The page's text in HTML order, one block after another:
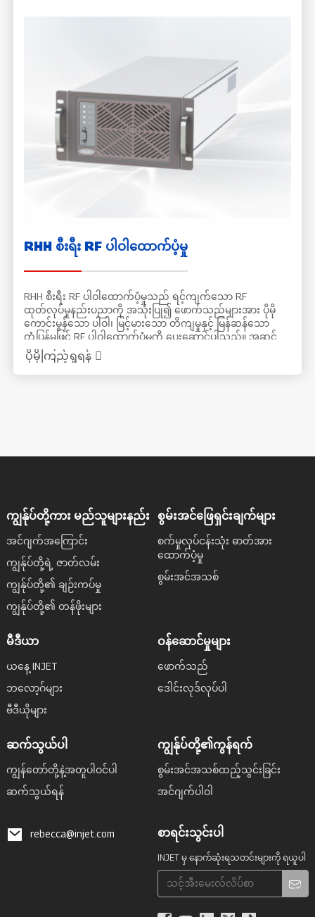
RHH စီးရီး RF ပါဝါထောက်ပံ့မှု
RHH စီးရီး RF ပါဝါထောက်ပံ့မှုသည် ရင့်ကျက်သော RF
ထုတ်လုပ်မှုနည်းပညာကို အသုံးပြု၍ ဖောက်သည်များအား ပိုမို
ကောင်းမွန်သော ပါဝါ၊ မြင့်မားသော တိကျမှုနှင့် မြန်ဆန်သော
တုံ့ပြန်မှုဖြင့် RF ပါဝါထောက်ပံ့မှုကို ပေးဆောင်ပါသည်။ အဆင့်
ဖြင့် သတ်မှတ်နိုင်သည်၊ pulse ထိန်းချုပ်နိုင်သည်၊ ဒစ်ဂျစ်တယ်
ချိန်ညှိမှုနှင့် အခြားလုပ်ဆောင်ချက်များ။ သက်ဆိုင်သောနယ်ပယ်
များ- photovoltaic လုပ်ငန်း၊ flat panel display လုပ်ငန်း၊
မာ ပျံ့နှံ့ခြင်း၊ ပလာစမာ ပိုလီမာ ဖြိုခွဲခြင်း၊ ဓာတ်ပြုမှု ဖြိုခွဲခြင်း၊
ပိုမိုကြည့်ရှုရန်
ကျွန်ုပ်တို့ကား မည်သူများနည်း
အင်ဂျက်အကြောင်း
ကျွန်ုပ်တို့ရဲ့ ဇာတ်လမ်း
ကျွန်ုပ်တို့၏ ချဉ်းကပ်မှု
ကျွန်ုပ်တို့၏ တန်ဖိုးများ
စွမ်းအင်ဖြေရှင်းချက်များ
စက်မှုလုပ်ငန်းသုံး ဓာတ်အား
ထောက်ပံ့မှု
စွမ်းအင်အသစ်
မီဒီယာ
ယနေ့ INJET
ဘလော့ဂ်များ
ဗီဒီယိုများ
ဝန်ဆောင်မှုများ
ဖောက်သည်
ဒေါင်းလုဒ်လုပ်ပါ
ဆက်သွယ်ပါ
ကျွန်တော်တို့နဲ့အတူပါဝင်ပါ
ဆက်သွယ်ရန်
ကျွန်ုပ်တို့၏ကွန်ရက်
စွမ်းအင်အသစ်ထည့်သွင်းခြင်း
အင်ဂျက်ပါဝါ
rebecca@injet.com စာရင်းသွင်းပါ
INJET မှ နောက်ဆုံးရသတင်းများကို ရယူပါ